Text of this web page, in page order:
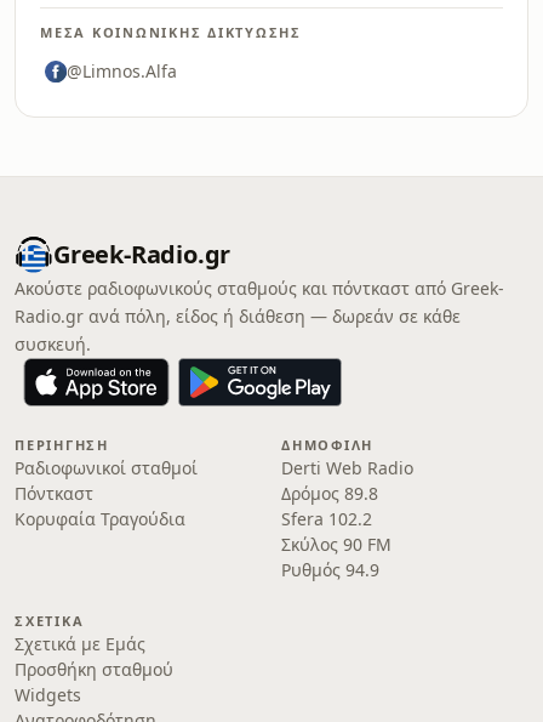
ΜΈΣΑ ΚΟΙΝΩΝΙΚΉΣ ΔΙΚΤΎΩΣΗΣ
@Limnos.Alfa
Greek-Radio.gr
Ακούστε ραδιοφωνικούς σταθμούς και πόντκαστ από Greek-
Radio.gr ανά πόλη, είδος ή διάθεση — δωρεάν σε κάθε
συσκευή.
ΠΕΡΙΉΓΗΣΗ
Ραδιοφωνικοί σταθμοί
Πόντκαστ
Κορυφαία Τραγούδια
ΔΗΜΟΦΙΛΉ
Derti Web Radio
Δρόμος 89.8
Sfera 102.2
Σκύλος 90 FM
Ρυθμός 94.9
ΣΧΕΤΙΚΆ
Σχετικά με Εμάς
Προσθήκη σταθμού
Widgets